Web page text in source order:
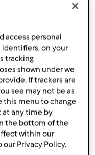
2015
2015
raccolte
access personal
identifiers, on your
tracking
shown under we
If trackers are
see may not be as
this menu to change
at any time by
the bottom of the
within our
Privacy Policy.